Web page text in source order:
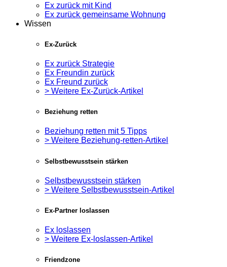
Ex zurück mit Kind
Ex zurück gemeinsame Wohnung
Wissen
Ex-Zurück
Ex zurück Strategie
Ex Freundin zurück
Ex Freund zurück
> Weitere Ex-Zurück-Artikel
Beziehung retten
Beziehung retten mit 5 Tipps
> Weitere Beziehung-retten-Artikel
Selbstbewusstsein stärken
Selbstbewusstsein stärken
> Weitere Selbstbewusstsein-Artikel
Ex-Partner loslassen
Ex loslassen
> Weitere Ex-loslassen-Artikel
Friendzone